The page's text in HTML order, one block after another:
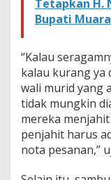
Tetapkan H.
Bupati
“Kalau
kalau kurang ya
wali murid yang
tidak mungkin
mereka
penjahit harus
nota pesanan,”